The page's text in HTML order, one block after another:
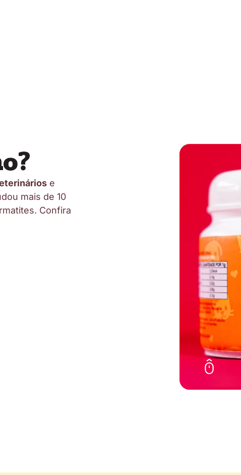
e
mais de 10
Confira